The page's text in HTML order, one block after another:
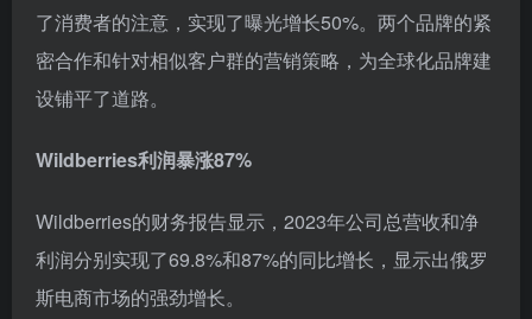
了消费者的注意，实现了曝光增长50%。两个品牌的紧
密合作和针对相似客户群的营销策略，为全球化品牌建
设铺平了道路。
Wildberries利润暴涨87%
Wildberries的财务报告显示，2023年公司总营收和净
利润分别实现了69.8%和87%的同比增长，显示出俄罗
斯电商市场的强劲增长。